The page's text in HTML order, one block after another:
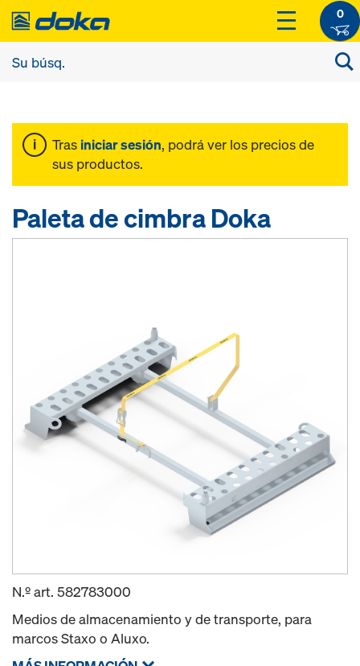
0
Tras iniciar sesión, podrá ver los precios de
sus productos.
Paleta de cimbra Doka
N.º art. 582783000
Medios de almacenamiento y de transporte, para
marcos Staxo o Aluxo.